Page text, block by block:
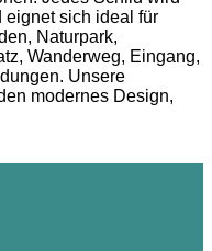
eignet sich ideal für
Naturpark,
Wanderweg, Eingang,
Unsere
modernes Design,